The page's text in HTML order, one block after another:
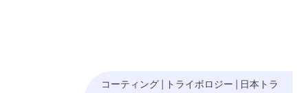
コーティング| トライボロジー
日本トラ